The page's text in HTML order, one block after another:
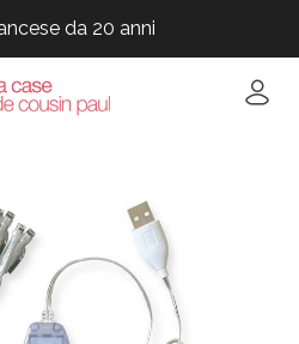
da 20 anni
da 20 anni
da 20 anni